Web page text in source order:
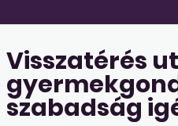
Visszatérés
szabadság